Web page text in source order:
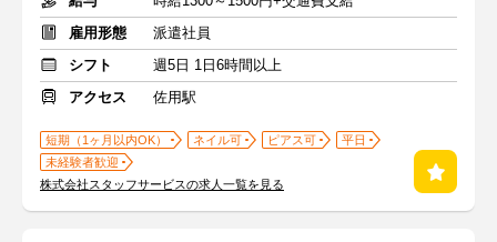
雇用形態
派遣社員
シフト
週5日 1日6時間以上
アクセス
佐用駅
短期（1ヶ月以内OK） ネイル可 ピアス可
平日
未経験者歓迎
株式会社スタッフサービスの求人一覧を見る